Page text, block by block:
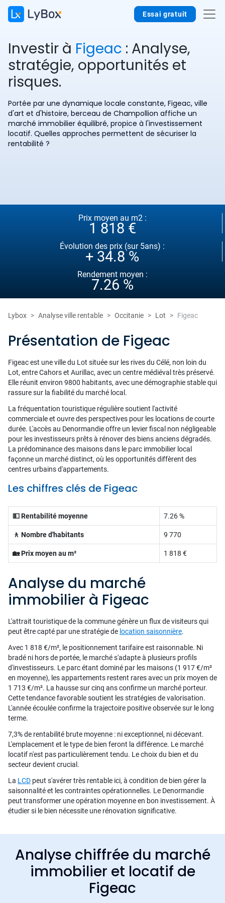
Essai gratuit
Investir à Figeac : Analyse,
stratégie, opportunités et
risques.
Portée par une dynamique locale constante, Figeac, ville
d'art et d'histoire, berceau de Champollion affiche un
marché immobilier équilibré, propice à l'investissement
locatif. Quelles approches permettent de sécuriser la
rentabilité ?
Prix moyen au m2 :
1 818 €
Évolution des prix (sur 5ans) :
+ 34.8 %
Rendement moyen :
7.26 %
Lybox Analyse ville rentable Occitanie Lot Figeac
Présentation de Figeac
Figeac est une ville du Lot située sur les rives du Célé, non loin du
Lot, entre Cahors et Aurillac, avec un centre médiéval très préservé.
Elle réunit environ 9800 habitants, avec une démographie stable qui
rassure sur la fiabilité du marché local.
La fréquentation touristique régulière soutient l'activité
commerciale et ouvre des perspectives pour les locations de courte
durée. L'accès au Denormandie offre un levier fiscal non négligeable
pour les investisseurs prêts à rénover des biens anciens dégradés.
La prédominance des maisons dans le parc immobilier local
façonne un marché distinct, où les opportunités diffèrent des
centres urbains d'appartements.
Les chiffres clés de Figeac
💵 Rentabilité moyenne 7.26 %
🚶 Nombre d'habitants 9 770
🏡 Prix moyen au m² 1 818 €
Analyse du marché
immobilier à Figeac
L'attrait touristique de la commune génère un flux de visiteurs qui
peut être capté par une stratégie de location saisonnière.
Avec 1 818 €/m², le positionnement tarifaire est raisonnable. Ni
bradé ni hors de portée, le marché s'adapte à plusieurs profils
d'investisseurs. Le parc étant dominé par les maisons (1 917 €/m²
en moyenne), les appartements restent rares avec un prix moyen de
1 713 €/m². La hausse sur cinq ans confirme un marché porteur.
Cette tendance favorable soutient les stratégies de valorisation.
L'année écoulée confirme la trajectoire positive observée sur le long
terme.
7,3% de rentabilité brute moyenne : ni exceptionnel, ni décevant.
L'emplacement et le type de bien feront la différence. Le marché
locatif n'est pas particulièrement tendu. Le choix du bien et du
secteur devient crucial.
La LCD peut s'avérer très rentable ici, à condition de bien gérer la
saisonnalité et les contraintes opérationnelles. Le Denormandie
peut transformer une opération moyenne en bon investissement. À
étudier si le bien nécessite une rénovation significative.
Analyse chiffrée du marché
immobilier et locatif de
Figeac